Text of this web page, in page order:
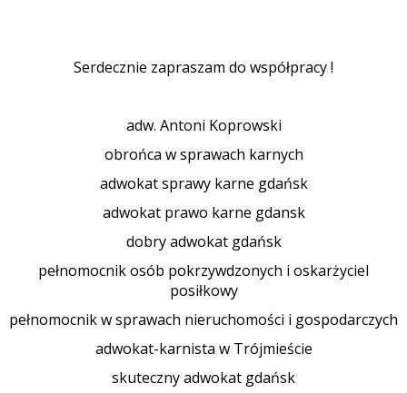
Serdecznie zapraszam do współpracy !
adw. Antoni Koprowski
obrońca w sprawach karnych
adwokat sprawy karne gdańsk
adwokat prawo karne gdansk
dobry adwokat gdańsk
pełnomocnik osób pokrzywdzonych i oskarżyciel
posiłkowy
pełnomocnik w sprawach nieruchomości i gospodarczych
adwokat-karnista w Trójmieście
skuteczny adwokat gdańsk